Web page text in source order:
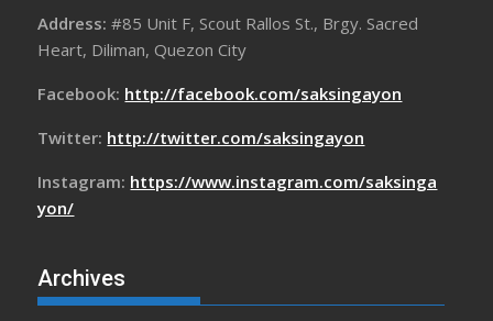
Address:#85 Unit F, Scout Rallos St., Brgy. Sacred
Heart, Diliman, Quezon City
Facebook: http://facebook.com/saksingayon
Twitter: http://twitter.com/saksingayon
Instagram: https://www.instagram.com/saksinga
yon/
Archives